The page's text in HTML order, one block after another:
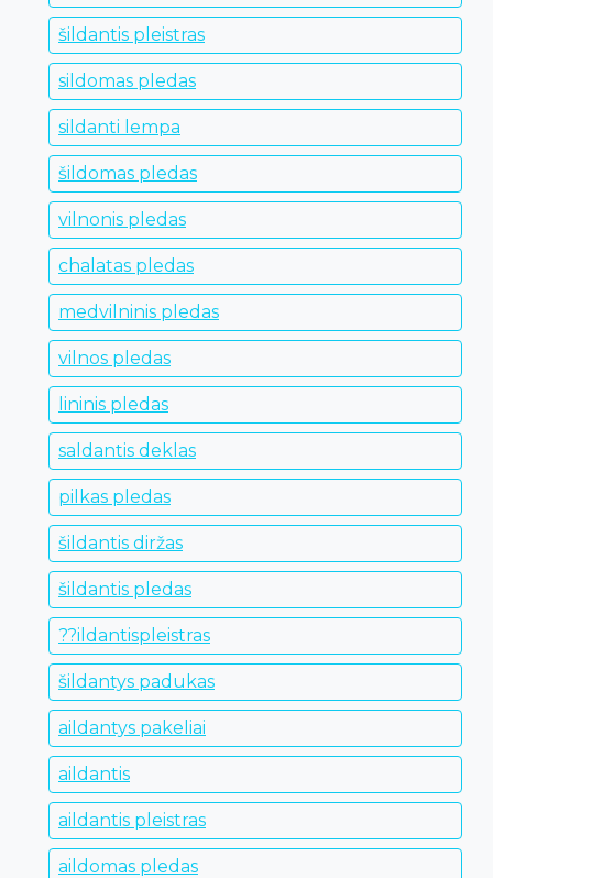
šildantis pleistras
sildomas pledas
sildanti lempa
šildomas pledas
vilnonis pledas
chalatas pledas
medvilninis pledas
vilnos pledas
lininis pledas
saldantis deklas
pilkas pledas
šildantis diržas
šildantis pledas
??ildantispleistras
šildantys padukas
aildantys pakeliai
aildantis
aildantis pleistras
aildomas pledas